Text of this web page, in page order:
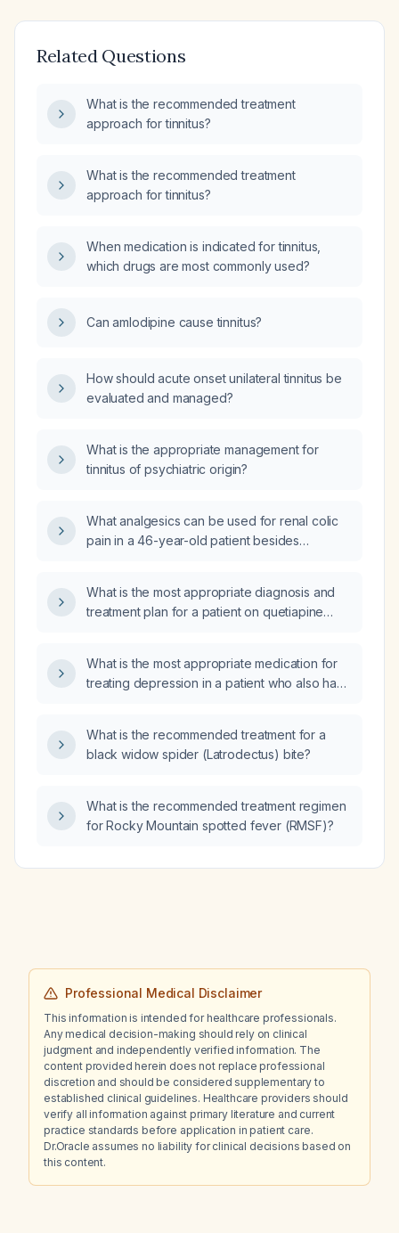
Related Questions
What is the recommended treatment
approach for tinnitus?
What is the recommended treatment
approach for tinnitus?
When medication is indicated for tinnitus,
which drugs are most commonly used?
Can amlodipine cause tinnitus?
How should acute onset unilateral tinnitus be
evaluated and managed?
What is the appropriate management for
tinnitus of psychiatric origin?
What analgesics can be used for renal colic
pain in a 46-year-old patient besides
What is the most appropriate diagnosis and
treatment plan for a patient on quetiapine
who presents with depressive symptoms,
intermittent manic features, paranoid
alcohol and nicotine use disorders, and
impaired insight?
What is the most appropriate medication for
treating depression in a patient who also has
What is the recommended treatment for a
black widow spider (Latrodectus) bite?
What is the recommended treatment regimen
for Rocky Mountain spotted fever (RMSF)?
Professional Medical Disclaimer
This information is intended for healthcare professionals.
Any medical decision-making should rely on clinical
judgment and independently verified information. The
content provided herein does not replace professional
discretion and should be considered supplementary to
established clinical guidelines. Healthcare providers should
verify all information against primary literature and current
practice standards before application in patient care.
Dr.Oracle assumes no liability for clinical decisions based on
this content.